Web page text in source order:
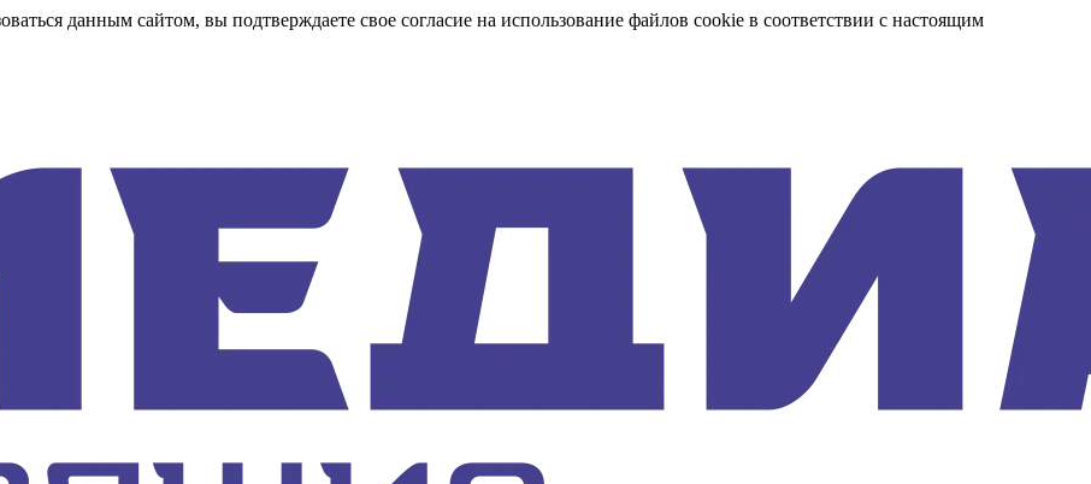
данным сайтом, вы подтверждаете свое согласие на использование файлов cookie в соответствии с настоящим